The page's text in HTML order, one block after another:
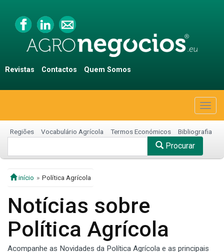
Revistas Contactos Quem Somos
Regiões Vocabulário Agrícola Termos Económicos Bibliografia
Procurar
início Política Agrícola
Notícias sobre
Política Agrícola
Acompanhe as Novidades da Política Agrícola e as principais